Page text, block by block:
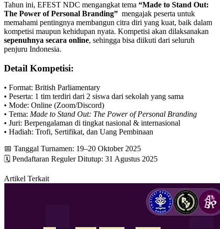
Tahun ini, EFEST NDC mengangkat tema “Made to Stand Out:
The Power of Personal Branding” mengajak peserta untuk
memahami pentingnya membangun citra diri yang kuat, baik dalam
kompetisi maupun kehidupan nyata. Kompetisi akan dilaksanakan
sepenuhnya secara online, sehingga bisa diikuti dari seluruh
penjuru Indonesia.
Detail Kompetisi:
• Format: British Parliamentary
• Peserta: 1 tim terdiri dari 2 siswa dari sekolah yang sama
• Mode: Online (Zoom/Discord)
• Tema: Made to Stand Out: The Power of Personal Branding
• Juri: Berpengalaman di tingkat nasional & internasional
• Hadiah: Trofi, Sertifikat, dan Uang Pembinaan
📅 Tanggal Turnamen: 19–20 Oktober 2025
🗓️ Pendaftaran Reguler Ditutup: 31 Agustus 2025
Artikel Terkait